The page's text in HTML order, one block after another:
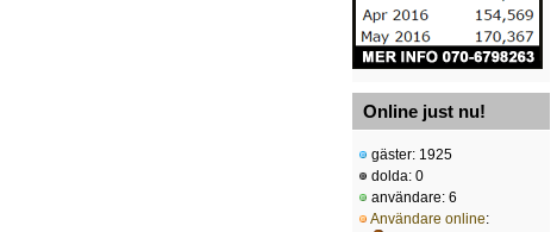
Online just nu!
gäster: 1925
dolda: 0
användare: 6
Användare online: